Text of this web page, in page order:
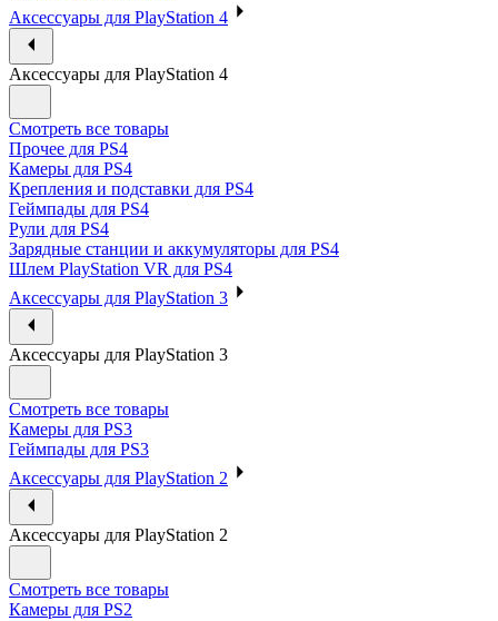
Аксессуары для PlayStation 4
Аксессуары для PlayStation 4
Смотреть все товары
Прочее для PS4
Камеры для PS4
Крепления и подставки для PS4
Геймпады для PS4
Рули для PS4
Зарядные станции и аккумуляторы для PS4
Шлем PlayStation VR для PS4
Аксессуары для PlayStation 3
Аксессуары для PlayStation 3
Смотреть все товары
Камеры для PS3
Геймпады для PS3
Аксессуары для PlayStation 2
Аксессуары для PlayStation 2
Смотреть все товары
Камеры для PS2